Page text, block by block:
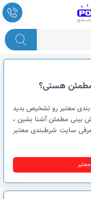
هستی؟
معتبر رو تشخیص بدید
بینی مطمئن آشنا بشین ،
سایت شرطبندی معتبر